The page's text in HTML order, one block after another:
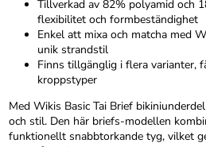
Tillverkad av 82% polyamid och
flexibilitet och formbeständighet
Enkel att mixa och matcha med
unik strandstil
Finns tillgänglig i flera varianter,
kroppstyper
Med Wikis Basic Tai Brief
och stil. Den här briefs-modellen
funktionellt snabbtorkande tyg, vilket